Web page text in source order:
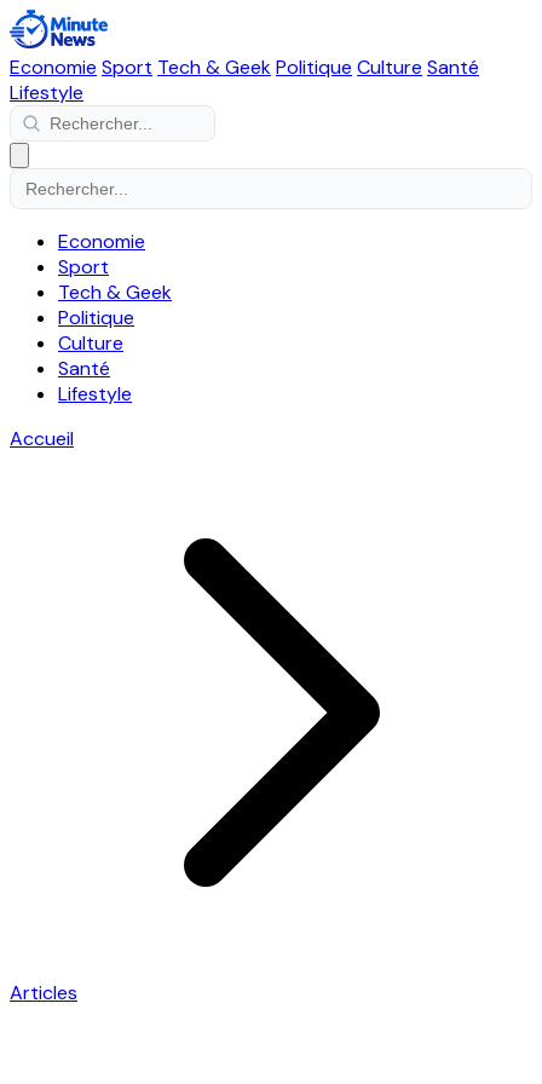
Economie Sport Tech & GeekPolitique Culture Santé
Lifestyle
Economie
Sport
Tech & Geek
Politique
Culture
Santé
Lifestyle
Accueil
Articles